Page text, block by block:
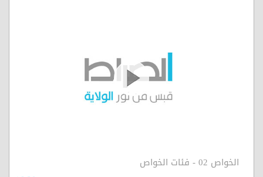
الخواص 02 - فئات الخواص